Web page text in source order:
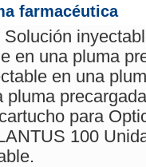
farmacéutica
en una pluma
en una
pluma
para
100